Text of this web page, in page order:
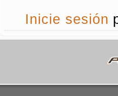
Inicie sesión